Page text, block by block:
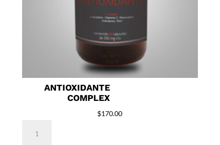
ANTIOXIDANTE
COMPLEX
$170.00
Complex